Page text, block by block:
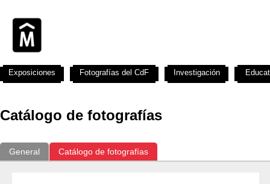
Catálogo de fotografías
General Catálogo de fotografías
Exposiciones Fotografías del CdF Investigación